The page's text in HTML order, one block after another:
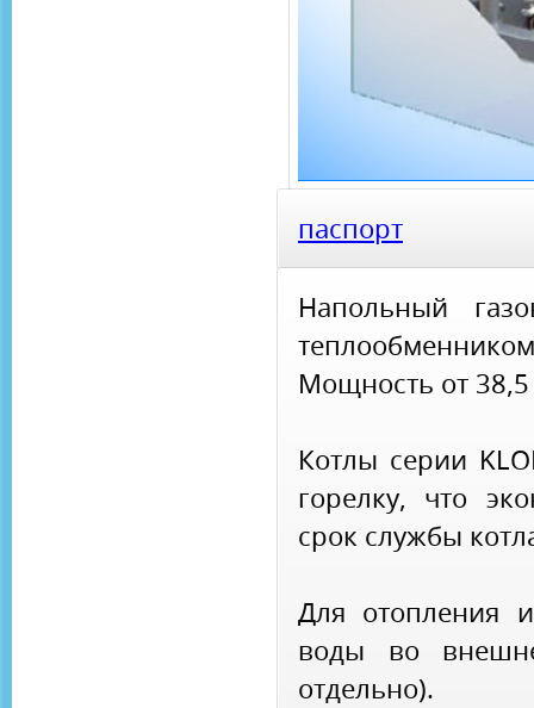
паспорт
Напольный
Мощность от 38,5
Котлы серии
горелку, что
срок службы
Для отопления
воды во
отдельно).